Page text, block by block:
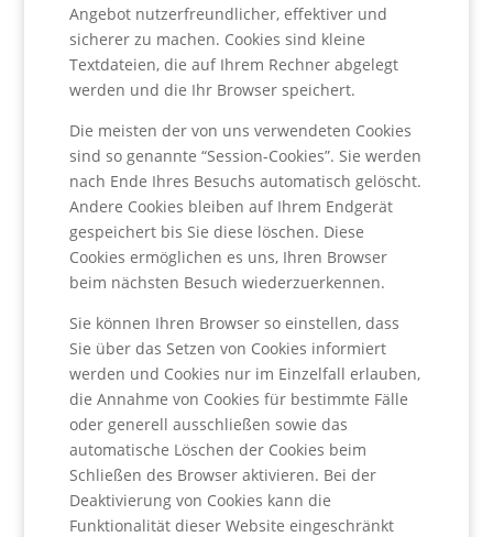
Angebot nutzerfreundlicher, effektiver und
sicherer zu machen. Cookies sind kleine
Textdateien, die auf Ihrem Rechner abgelegt
werden und die Ihr Browser speichert.
Die meisten der von uns verwendeten Cookies
sind so genannte “Session-Cookies”. Sie werden
nach Ende Ihres Besuchs automatisch gelöscht.
Andere Cookies bleiben auf Ihrem Endgerät
gespeichert bis Sie diese löschen. Diese
Cookies ermöglichen es uns, Ihren Browser
beim nächsten Besuch wiederzuerkennen.
Sie können Ihren Browser so einstellen, dass
Sie über das Setzen von Cookies informiert
werden und Cookies nur im Einzelfall erlauben,
die Annahme von Cookies für bestimmte Fälle
oder generell ausschließen sowie das
automatische Löschen der Cookies beim
Schließen des Browser aktivieren. Bei der
Deaktivierung von Cookies kann die
Funktionalität dieser Website eingeschränkt